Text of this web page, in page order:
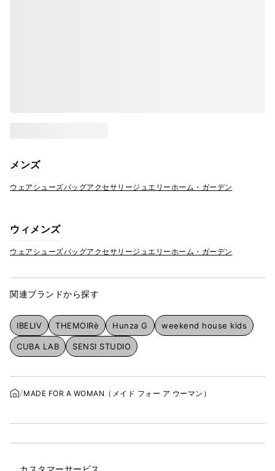
メンズ
ウェア シューズバッグアクセサリージュエリーホーム・ガーデン
ウィメンズ
ウェア シューズバッグアクセサリージュエリーホーム・ガーデン
関連ブランドから探す
IBELIV THEMOIRè Hunza G weekend house kids
CUBA LAB SENSI STUDIO
MADE FOR A WOMAN（メイド フォー ア ウーマン）